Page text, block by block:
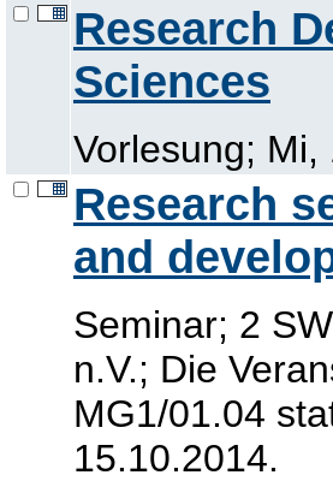
Research
Sciences
Vorlesung;
Research
and
Seminar; 2
n.V.; Die
MG1/01.04
15.10.2014.